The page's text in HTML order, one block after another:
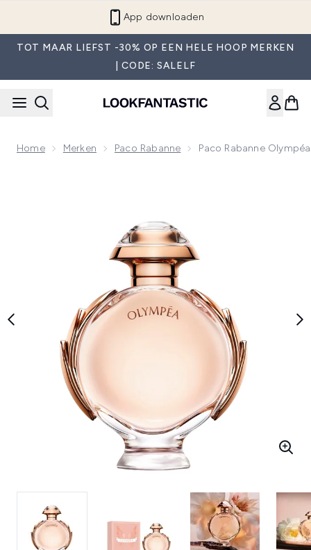
App downloaden
TOT MAAR LIEFST -30% OP EEN HELE HOOP MERKEN
| CODE: SALELF
Home Merken Paco Rabanne Paco Rabanne